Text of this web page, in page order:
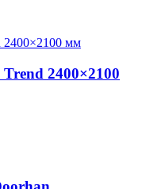
2400×2100